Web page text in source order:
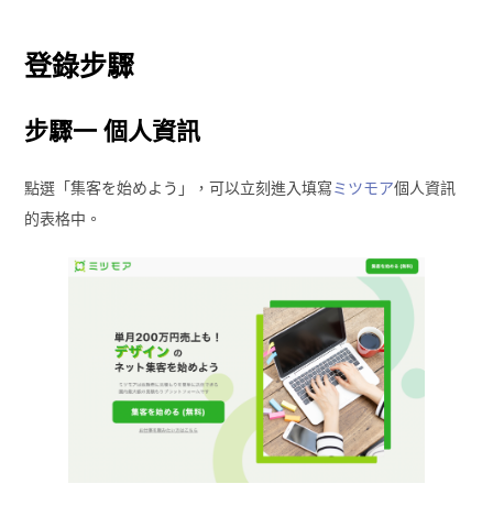
登錄步驟
步驟一 個人資訊
點選「集客を始めよう」，可以立刻進入填寫ミツモア個人資訊
的表格中。